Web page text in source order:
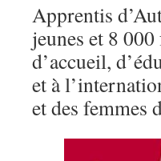
Apprentis
jeunes et 8
d’accueil,
et à
et des femmes